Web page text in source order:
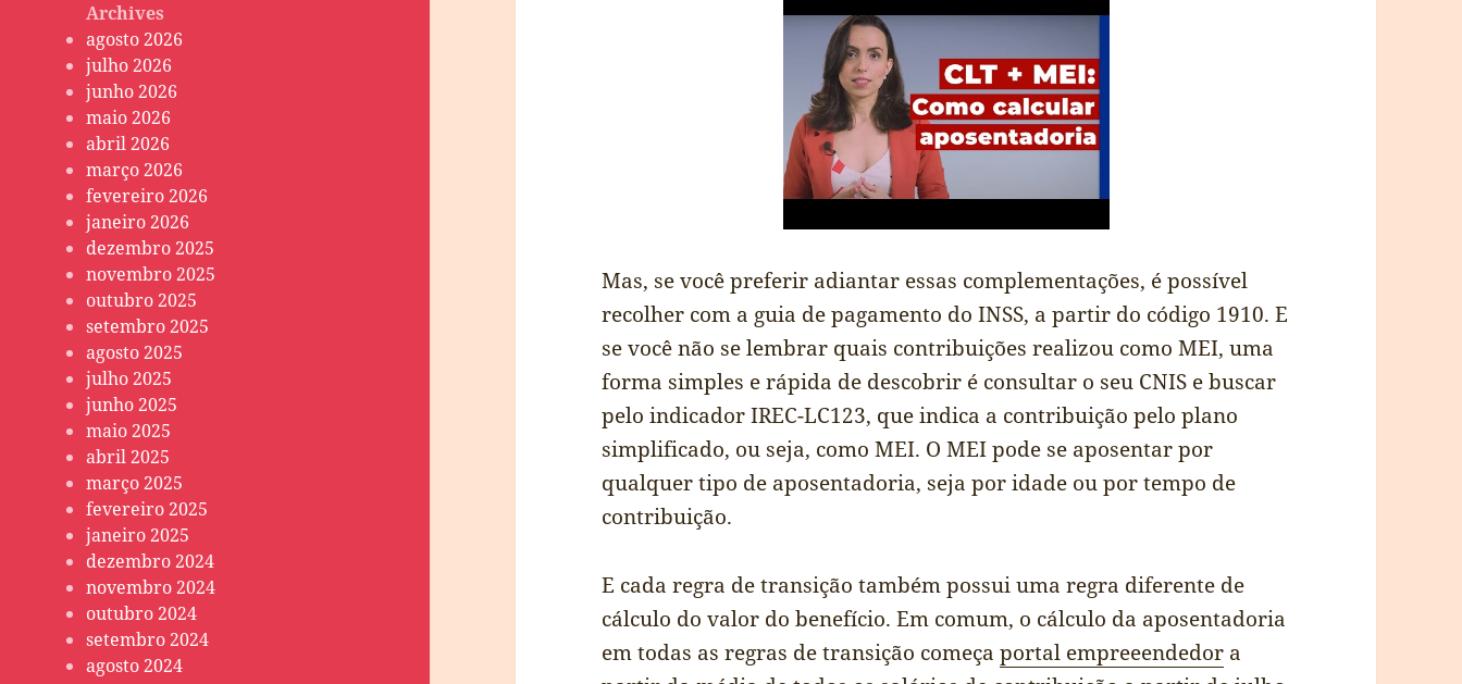
Archives
agosto 2026
julho 2026
junho 2026
maio 2026
abril 2026
março 2026
fevereiro 2026
janeiro 2026
dezembro 2025
novembro 2025
outubro 2025
setembro 2025
agosto 2025
julho 2025
junho 2025
maio 2025
abril 2025
março 2025
fevereiro 2025
janeiro 2025
dezembro 2024
novembro 2024
outubro 2024
setembro 2024
agosto 2024
Mas, se você preferir adiantar essas complementações, é possível
recolher com a guia de pagamento do INSS, a partir do código 1910. E
se você não se lembrar quais contribuições realizou como MEI, uma
forma simples e rápida de descobrir é consultar o seu CNIS e buscar
pelo indicador IREC-LC123, que indica a contribuição pelo plano
simplificado, ou seja, como MEI. O MEI pode se aposentar por
qualquer tipo de aposentadoria, seja por idade ou por tempo de
contribuição.
E cada regra de transição também possui uma regra diferente de
cálculo do valor do benefício. Em comum, o cálculo da aposentadoria
em todas as regras de transição começaportal empreeendedor a